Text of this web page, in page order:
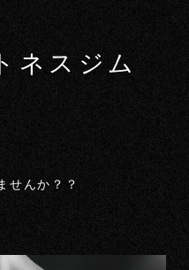
ネスジム
せんか？？